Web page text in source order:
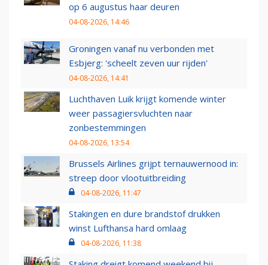
op 6 augustus haar deuren
04-08-2026, 14:46
Groningen vanaf nu verbonden met
Esbjerg: 'scheelt zeven uur rijden'
04-08-2026, 14:41
Luchthaven Luik krijgt komende winter
weer passagiersvluchten naar
zonbestemmingen
04-08-2026, 13:54
Brussels Airlines grijpt ternauwernood in:
streep door vlootuitbreiding
04-08-2026, 11:47
Stakingen en dure brandstof drukken
winst Lufthansa hard omlaag
04-08-2026, 11:38